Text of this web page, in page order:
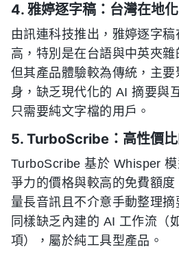
4. 雅婷逐字稿：台灣在地
由訊連科技推出，雅婷逐字
高，特別是在台語與中英夾雜
但其產品體驗較為傳統，主
身，缺乏現代化的 AI 摘要與
只需要純文字檔的用戶。
5. TurboScribe：高性價
TurboScribe 基於 Whisper
爭力的價格與較高的免費額
量長音訊且不介意手動整理
同樣缺乏內建的 AI 工作流（
項），屬於純工具型產品。